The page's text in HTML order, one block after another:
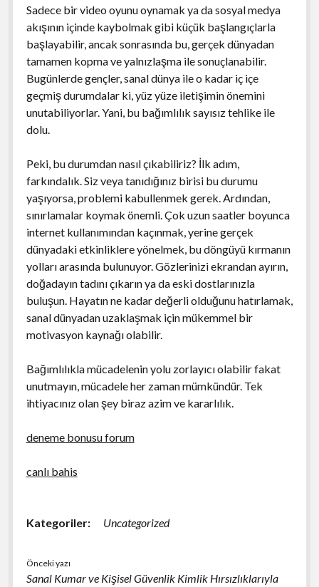
Sadece bir video oyunu oynamak ya da sosyal medya
akışının içinde kaybolmak gibi küçük başlangıçlarla
başlayabilir, ancak sonrasında bu, gerçek dünyadan
tamamen kopma ve yalnızlaşma ile sonuçlanabilir.
Bugünlerde gençler, sanal dünya ile o kadar iç içe
geçmiş durumdalar ki, yüz yüze iletişimin önemini
unutabiliyorlar. Yani, bu bağımlılık sayısız tehlike ile
dolu.
Peki, bu durumdan nasıl çıkabiliriz? İlk adım,
farkındalık. Siz veya tanıdığınız birisi bu durumu
yaşıyorsa, problemi kabullenmek gerek. Ardından,
sınırlamalar koymak önemli. Çok uzun saatler boyunca
internet kullanımından kaçınmak, yerine gerçek
dünyadaki etkinliklere yönelmek, bu döngüyü kırmanın
yolları arasında bulunuyor. Gözlerinizi ekrandan ayırın,
doğadayın tadını çıkarın ya da eski dostlarınızla
buluşun. Hayatın ne kadar değerli olduğunu hatırlamak,
sanal dünyadan uzaklaşmak için mükemmel bir
motivasyon kaynağı olabilir.
Bağımlılıkla mücadelenin yolu zorlayıcı olabilir fakat
unutmayın, mücadele her zaman mümkündür. Tek
ihtiyacınız olan şey biraz azim ve kararlılık.
deneme bonusu forum
canlı bahis
Kategoriler: Uncategorized
Önceki yazı
Sanal Kumar ve Kişisel Güvenlik Kimlik Hırsızlıklarıyla